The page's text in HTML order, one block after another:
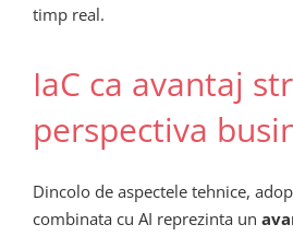
timp real.
IaC ca avantaj
perspectiva
Dincolo de aspectele tehnice,
combinata cu AI reprezinta un